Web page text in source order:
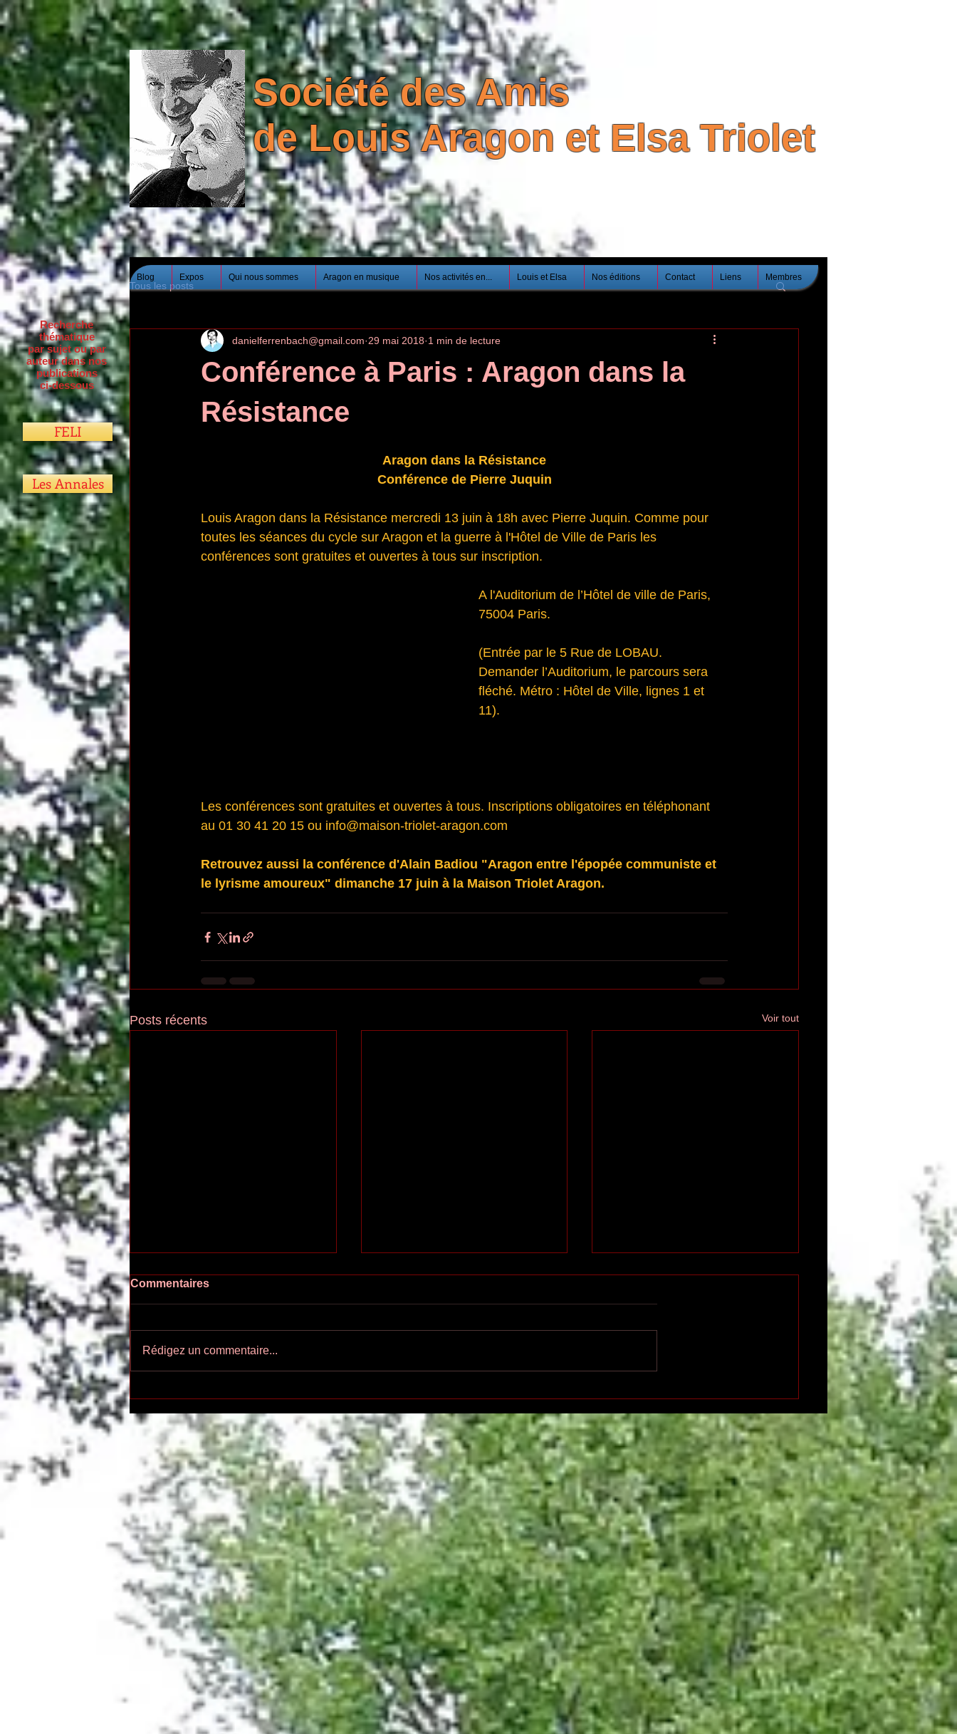
Société des Amis
de Louis Aragon et Elsa Triolet
Blog Expos Qui nous sommes Aragon en musique Nos activités en... Louis et Elsa Nos éditions Contact Liens Membres
Tous les posts
Conférence à Paris : Aragon dans la
Résistance
danielferrenbach@gmail.com 29 mai 2018 1 min de lecture
Aragon dans la Résistance
Conférence de Pierre Juquin
Louis Aragon dans la Résistance mercredi 13 juin à 18h avec Pierre Juquin. Comme pour
toutes les séances du cycle sur Aragon et la guerre à l'Hôtel de Ville de Paris les
conférences sont gratuites et ouvertes à tous sur inscription.
A l'Auditorium de l’Hôtel de ville de Paris,
75004 Paris.
(Entrée par le 5 Rue de LOBAU.
Demander l’Auditorium, le parcours sera
fléché. Métro : Hôtel de Ville, lignes 1 et
11).
Les conférences sont gratuites et ouvertes à tous. Inscriptions obligatoires en téléphonant
au 01 30 41 20 15 ou info@maison-triolet-aragon.com
Retrouvez aussi la conférence d'Alain Badiou "Aragon entre l'épopée communiste et
le lyrisme amoureux" dimanche 17 juin à la Maison Triolet Aragon.
Posts récents Voir tout
Ecoutez-voir n°55
Commentaires
Rédigez un commentaire...
Recherche
thématique
par sujet ou par
auteur dans nos
publications
ci-dessous
FELI
Les Annales